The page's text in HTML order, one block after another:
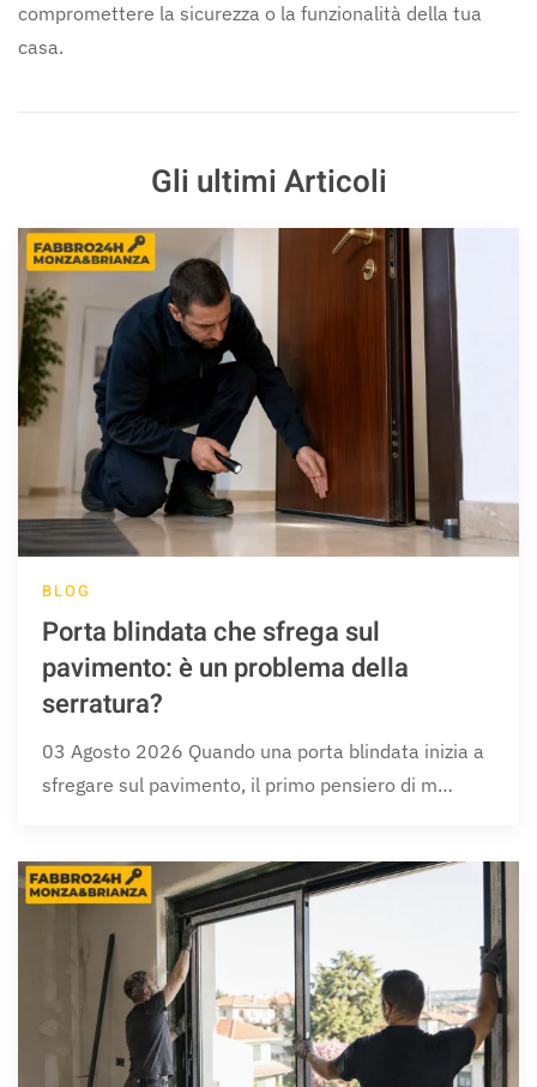
compromettere la sicurezza o la funzionalità della tua
casa.
Gli ultimi Articoli
BLOG
Porta blindata che sfrega sul
pavimento: è un problema della
serratura?
03 Agosto 2026 Quando una porta blindata inizia a
sfregare sul pavimento, il primo pensiero di m…